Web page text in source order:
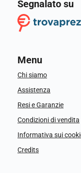
Segnalato su
Menu
Chi siamo
Assistenza
Resi e Garanzie
Condizioni di vendita
Informativa sui
Credits